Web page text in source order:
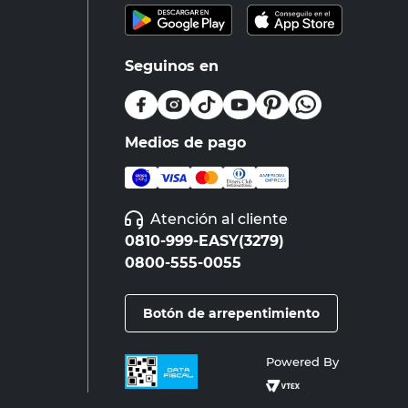
Seguinos en
Medios de pago
Atención al cliente
0810-999-EASY(3279)
0800-555-0055
Botón de arrepentimiento
Powered By